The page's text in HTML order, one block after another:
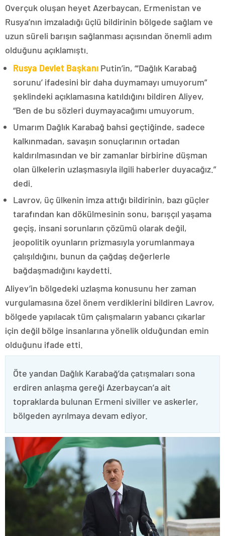
Overçuk oluşan heyet Azerbaycan, Ermenistan ve
Rusya’nın imzaladığı üçlü bildirinin bölgede sağlam ve
uzun süreli barışın sağlanması açısından önemli adım
olduğunu açıklamıştı.
Rusya Devlet Başkanı Putin’in, “‘Dağlık Karabağ
sorunu’ ifadesini bir daha duymamayı umuyorum”
şeklindeki açıklamasına katıldığını bildiren Aliyev,
“Ben de bu sözleri duymayacağımı umuyorum.
Umarım Dağlık Karabağ bahsi geçtiğinde, sadece
kalkınmadan, savaşın sonuçlarının ortadan
kaldırılmasından ve bir zamanlar birbirine düşman
olan ülkelerin uzlaşmasıyla ilgili haberler duyacağız.”
dedi.
Lavrov, üç ülkenin imza attığı bildirinin, bazı güçler
tarafından kan dökülmesinin sonu, barışçıl yaşama
geçiş, insani sorunların çözümü olarak değil,
jeopolitik oyunların prizmasıyla yorumlanmaya
çalışıldığını, bunun da çağdaş değerlerle
bağdaşmadığını kaydetti.
Aliyev’in bölgedeki uzlaşma konusunu her zaman
vurgulamasına özel önem verdiklerini bildiren Lavrov,
bölgede yapılacak tüm çalışmaların yabancı çıkarlar
için değil bölge insanlarına yönelik olduğundan emin
olduğunu ifade etti.
Öte yandan Dağlık Karabağ’da çatışmaları sona
erdiren anlaşma gereği Azerbaycan’a ait
topraklarda bulunan Ermeni siviller ve askerler,
bölgeden ayrılmaya devam ediyor.